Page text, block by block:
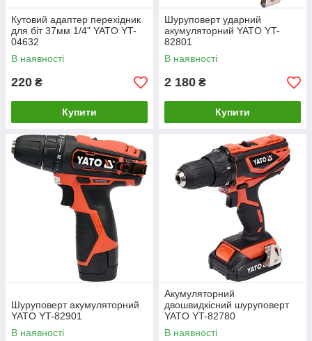
Кутовий адаптер перехідник
для біт 37мм 1/4" YATO YT-
04632
В наявності
220 ₴
Купити
Шуруповерт ударний
акумуляторний YATO YT-
82801
В наявності
2 180 ₴
Купити
Шуруповерт акумуляторний
YATO YT-82901
В наявності
Акумуляторний
двошвидкісний шуруповерт
YATO YT-82780
В наявності